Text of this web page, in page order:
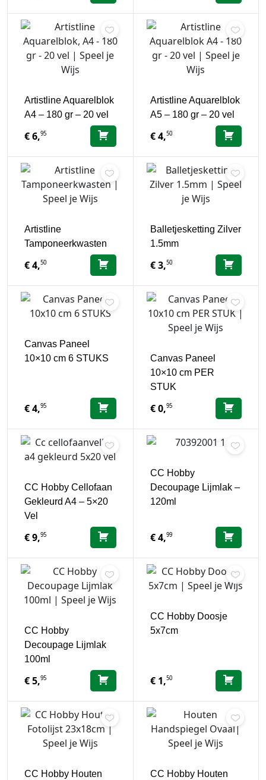
Artistline Aquarelblok
A4 – 180 gr – 20 vel
€6,95
Artistline Aquarelblok
A5 – 180 gr – 20 vel
€4,50
Artistline
Tamponeerkwasten
€4,50
Balletjesketting Zilver
1.5mm
€3,50
Canvas Paneel
10×10 cm 6 STUKS
€4,95
Canvas Paneel
10×10 cm PER
STUK
€0,95
CC Hobby Cellofaan
Gekleurd A4 – 5×20
Vel
€9,95
CC Hobby
Decoupage Lijmlak –
120ml
€4,99
CC Hobby
Decoupage Lijmlak
100ml
€5,95
CC Hobby Doosje
5x7cm
€1,50
CC Hobby Houten CC Hobby Houten